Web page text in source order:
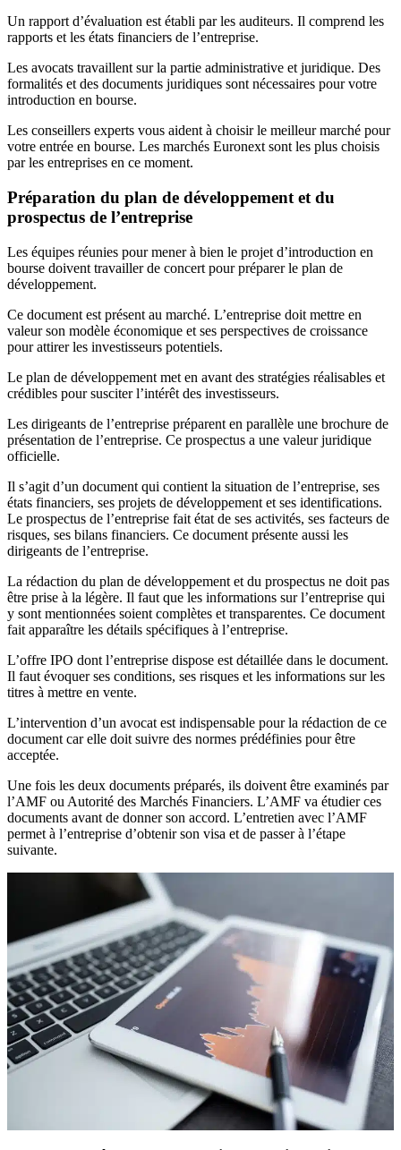
Un rapport d’évaluation est établi par les auditeurs. Il comprend les
rapports et les états financiers de l’entreprise.
Les avocats travaillent sur la partie administrative et juridique. Des
formalités et des documents juridiques sont nécessaires pour votre
introduction en bourse.
Les conseillers experts vous aident à choisir le meilleur marché pour
votre entrée en bourse. Les marchés Euronext sont les plus choisis
par les entreprises en ce moment.
Préparation du plan de développement et du
prospectus de l’entreprise
Les équipes réunies pour mener à bien le projet d’introduction en
bourse doivent travailler de concert pour préparer le plan de
développement.
Ce document est présent au marché. L’entreprise doit mettre en
valeur son modèle économique et ses perspectives de croissance
pour attirer les investisseurs potentiels.
Le plan de développement met en avant des stratégies réalisables et
crédibles pour susciter l’intérêt des investisseurs.
Les dirigeants de l’entreprise préparent en parallèle une brochure de
présentation de l’entreprise. Ce prospectus a une valeur juridique
officielle.
Il s’agit d’un document qui contient la situation de l’entreprise, ses
états financiers, ses projets de développement et ses identifications.
Le prospectus de l’entreprise fait état de ses activités, ses facteurs de
risques, ses bilans financiers. Ce document présente aussi les
dirigeants de l’entreprise.
La rédaction du plan de développement et du prospectus ne doit pas
être prise à la légère. Il faut que les informations sur l’entreprise qui
y sont mentionnées soient complètes et transparentes. Ce document
fait apparaître les détails spécifiques à l’entreprise.
L’offre IPO dont l’entreprise dispose est détaillée dans le document.
Il faut évoquer ses conditions, ses risques et les informations sur les
titres à mettre en vente.
L’intervention d’un avocat est indispensable pour la rédaction de ce
document car elle doit suivre des normes prédéfinies pour être
acceptée.
Une fois les deux documents préparés, ils doivent être examinés par
l’AMF ou Autorité des Marchés Financiers. L’AMF va étudier ces
documents avant de donner son accord. L’entretien avec l’AMF
permet à l’entreprise d’obtenir son visa et de passer à l’étape
suivante.